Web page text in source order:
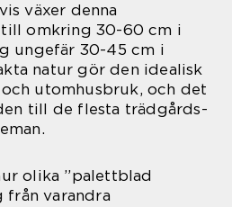
växer denna
omkring 30-60 cm i
ungefär 30-45 cm i
natur gör den idealisk
utomhusbruk, och det
till de flesta trädgårds-
olika ”palettblad
från varandra